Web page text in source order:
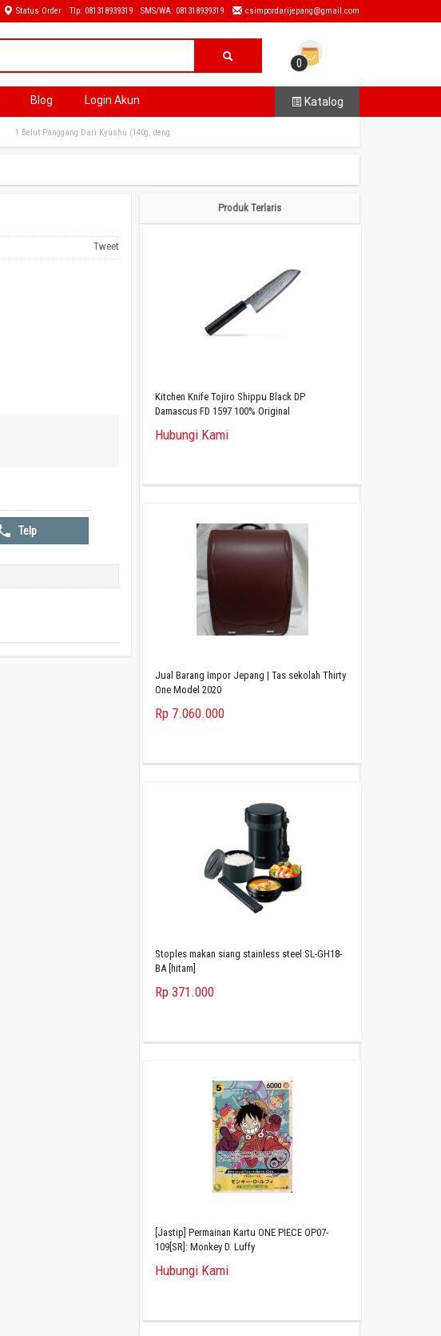
Status Order Tlp: 081318939319 SMS/WA: 081318939319 csimpordarijepang@gmail.com
0
Blog Login Akun Katalog
1 Belut Panggang Dari Kyushu (140g, deng
Tweet
Telp
Produk Terlaris
Kitchen Knife Tojiro Shippu Black DP
Damascus FD 1597 100% Original
Hubungi Kami
Jual Barang Impor Jepang | Tas sekolah Thirty
One Model 2020
Rp 7.060.000
Stoples makan siang stainless steel SL-GH18-
BA [hitam]
Rp 371.000
[Jastip] Permainan Kartu ONE PIECE OP07-
109[SR]: Monkey D. Luffy
Hubungi Kami